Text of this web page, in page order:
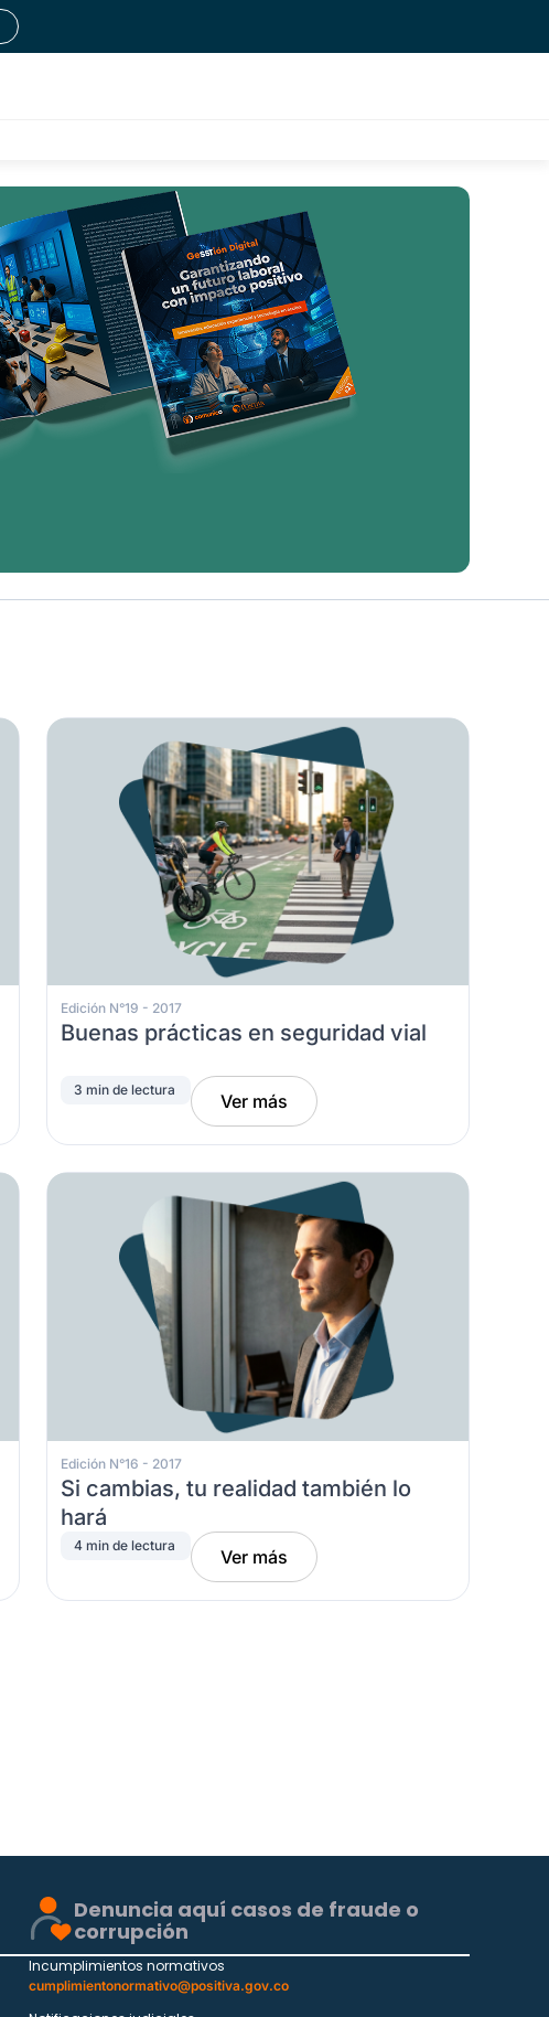
Edición N°19 - 2017
Buenas prácticas en seguridad vial
3 min de lectura
Ver más
Edición N°16 - 2017
Si cambias, tu realidad también lo
hará
4 min de lectura
Ver más
Denuncia aquí casos de fraude o
corrupción
Incumplimientos normativos
cumplimientonormativo@positiva.gov.co